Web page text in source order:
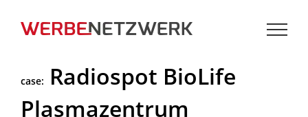
Inhalt
case:
Radiospot BioLife
Plasmazentrum